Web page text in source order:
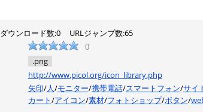
ダウンロード数:0
URLジャンプ数:65
0
.png
http://www.picol.org/icon_library.php
矢印/人/モニター/携帯電話/スマートフォン/サイ
カート/アイコン/素材/フォトショップ/ボタン/